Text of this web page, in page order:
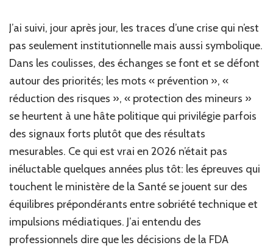
J’ai suivi, jour après jour, les traces d’une crise qui n’est
pas seulement institutionnelle mais aussi symbolique.
Dans les coulisses, des échanges se font et se défont
autour des priorités; les mots « prévention », «
réduction des risques », « protection des mineurs »
se heurtent à une hâte politique qui privilégie parfois
des signaux forts plutôt que des résultats
mesurables. Ce qui est vrai en 2026 n’était pas
inéluctable quelques années plus tôt: les épreuves qui
touchent le ministère de la Santé se jouent sur des
équilibres prépondérants entre sobriété technique et
impulsions médiatiques. J’ai entendu des
professionnels dire que les décisions de la FDA